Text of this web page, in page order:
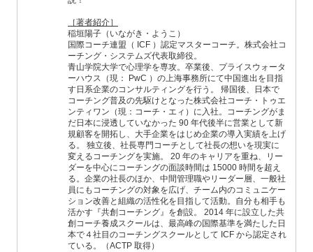
［著者紹介］
稲垣陽子（いながき・ようこ）
国際コーチ連盟（ ICF ）認定マスターコーチ。株式会社コ
ーチング・システムズ代表取締役。
青山学院大学で心理学を専攻。卒業後、プライスウォータ
ーハウス（現： PwC ）の上海事務所にて中国進出を目指
す日系企業のコンサルティングを行う。 帰国後、日本で
コーチング普及の先駆けとなった株式会社コーチ・トゥエ
ンティワン（現：コーチ・エィ）に入社。コーチングがま
だ日本に浸透していなかった 90 年代後半に営業として新
規顧客を開拓し、大手企業をはじめ企業の導入実績を上げ
る。 独立後、社長専門コーチとして社長の想いを現実に
変えるコーチングを実施。 20 年のキャリアを重ね、リー
ダーを中心にコーチングの面談時間は 15000 時間を超え
る。企業の社長のほか、中間管理職やリーダー層、一般社
員にもコーチングの対象を広げ、チーム内のコミュニケー
ション改善と組織の活性化を目指して活動。自分も相手も
活かす『共創コーチング』を創設。 2014 年に設立した共
創コーチ養成スクールは、最高峰の国際基準を満たした日
本で４社目のコーチングスクールとして ICF から認定され
ている。（ACTP 取得）